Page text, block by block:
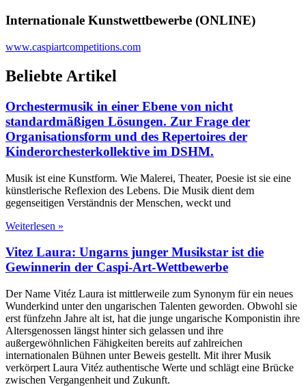
Internationale Kunstwettbewerbe (ONLINE)
www.caspiartcompetitions.com
Beliebte Artikel
Orchestermusik in einer Ebene von nicht
standardmäßigen Lösungen. Zur Frage der
Organisationsform und des Repertoires der
Kinderorchesterkollektive im DSHM.
Musik ist eine Kunstform. Wie Malerei, Theater, Poesie ist sie eine
künstlerische Reflexion des Lebens. Die Musik dient dem
gegenseitigen Verständnis der Menschen, weckt und
Weiterlesen »
Vitez Laura: Ungarns junger Musikstar ist die
Gewinnerin der Caspi-Art-Wettbewerbe
Der Name Vitéz Laura ist mittlerweile zum Synonym für ein neues
Wunderkind unter den ungarischen Talenten geworden. Obwohl sie
erst fünfzehn Jahre alt ist, hat die junge ungarische Komponistin ihre
Altersgenossen längst hinter sich gelassen und ihre
außergewöhnlichen Fähigkeiten bereits auf zahlreichen
internationalen Bühnen unter Beweis gestellt. Mit ihrer Musik
verkörpert Laura Vitéz authentische Werte und schlägt eine Brücke
zwischen Vergangenheit und Zukunft.